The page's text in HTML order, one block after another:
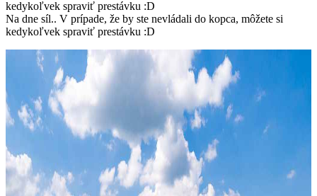
Na dne síl.. V prípade, že by ste nevládali do kopca, môžete si
kedykoľvek spraviť prestávku :D